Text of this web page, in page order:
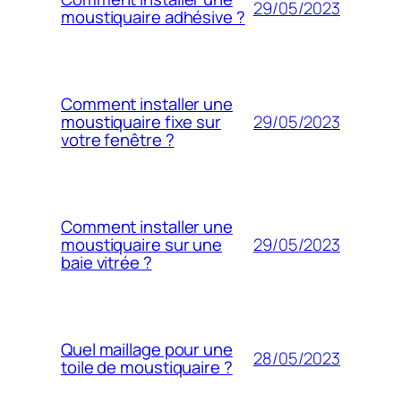
moustiquaire adhésive ? 29/05/2023
Comment installer une
moustiquaire fixe sur
votre fenêtre ?
29/05/2023
Comment installer une
moustiquaire sur une
baie vitrée ?
29/05/2023
Quel maillage pour une
toile de moustiquaire ? 28/05/2023